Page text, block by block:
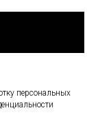
персональных